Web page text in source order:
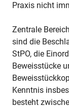
Praxis nicht
Zentrale
sind die
StPO, die
Beweisstücke
Kenntnis
besteht